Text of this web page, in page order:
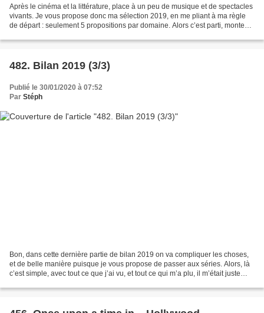
Après le cinéma et la littérature, place à un peu de musique et de spectacles
vivants. Je vous propose donc ma sélection 2019, en me pliant à ma règle
de départ : seulement 5 propositions par domaine. Alors c’est parti, montez
482. Bilan 2019 (3/3)
Publié le 30/01/2020 à 07:52
Par Stéph
Bon, dans cette dernière partie de bilan 2019 on va compliquer les choses,
et de belle manière puisque je vous propose de passer aux séries. Alors, là
c’est simple, avec tout ce que j’ai vu, et tout ce qui m’a plu, il m’était juste